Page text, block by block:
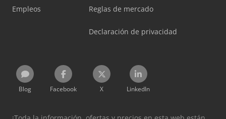
Empleos Reglas de mercado
Declaración de privacidad
Blog Facebook X LinkedIn